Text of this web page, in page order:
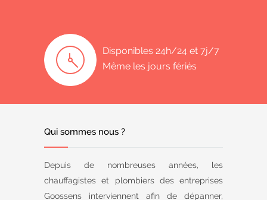
Disponibles 24h/24 et 7j/7
Même les jours fériés
Qui sommes nous ?
Depuis de nombreuses années, les
chauffagistes et plombiers des entreprises
Goossens interviennent afin de dépanner,